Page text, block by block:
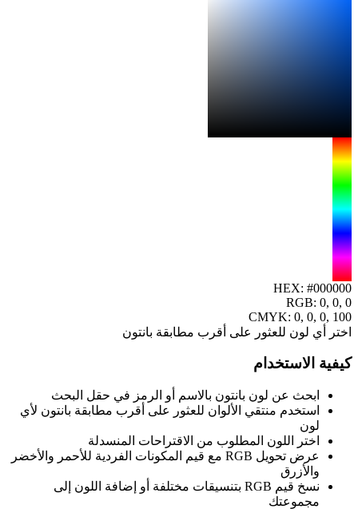
HEX: #000000
RGB: 0, 0, 0
CMYK: 0, 0, 0, 100
اختر أي لون للعثور على أقرب مطابقة بانتون
كيفية الاستخدام
ابحث عن لون بانتون بالاسم أو الرمز في حقل البحث
استخدم منتقي الألوان للعثور على أقرب مطابقة بانتون لأي
لون
اختر اللون المطلوب من الاقتراحات المنسدلة
عرض تحويل RGB مع قيم المكونات الفردية للأحمر والأخضر
والأزرق
نسخ قيم RGB بتنسيقات مختلفة أو إضافة اللون إلى
مجموعتك